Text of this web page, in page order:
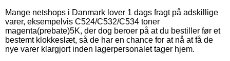
Mange netshops i Danmark lover 1 dags fragt på adskillige
varer, eksempelvis C524/C532/C534 toner
magenta(prebate)5K, der dog beroer på at du bestiller før et
bestemt klokkeslæt, så de har en chance for at nå at få de
nye varer klargjort inden lagerpersonalet tager hjem.